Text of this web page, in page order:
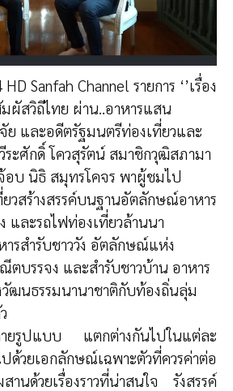
Sanfah Channel รายการ ‘’เรื่อง
มผัสวิถีไทย ผ่าน..อาหารแสน
ย และอดีตรัฐมนตรีท่องเที่ยวและ
วีระศักดิ์ โควสุรัตน์ สมาชิกวุฒิสภามา
จ้อบ นิธิ สมุทรโคจร พาผู้ชมไป
วสร้างสรรค์บนฐานอัตลักษณ์อาหาร
ง และรถไฟท่องเที่ยวล้านนา
รสำรับชาววัง อัตลักษณ์แห่ง
บรรจง และสำรับชาวบ้าน อาหาร
ฒนธรรมนานาชาติกับท้องถิ่นลุ่ม
ายรูปแบบ แตกต่างกันไปในแต่ละ
วยเอกลักษณ์เฉพาะตัวที่ควรค่าต่อ
นด้วยเรื่องราวที่น่าสนใจ รังสรรค์